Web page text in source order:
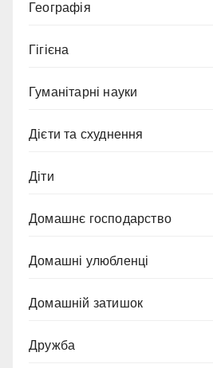
Географія
Гігієна
Гуманітарні науки
Дієти та схуднення
Діти
Домашнє господарство
Домашні улюбленці
Домашній затишок
Дружба